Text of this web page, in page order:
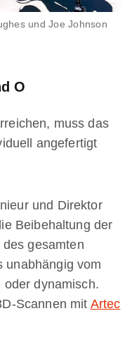
und Joe Johnson
O
muss das
angefertigt
und Direktor
Beibehaltung der
gesamten
unabhängig vom
oder dynamisch.
Scannen mit Artec